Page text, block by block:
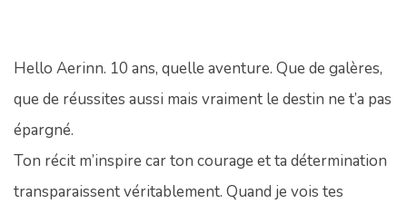
Hello Aerinn. 10 ans, quelle aventure. Que de galères,
que de réussites aussi mais vraiment le destin ne t’a pas
épargné.
Ton récit m’inspire car ton courage et ta détermination
transparaissent véritablement. Quand je vois tes